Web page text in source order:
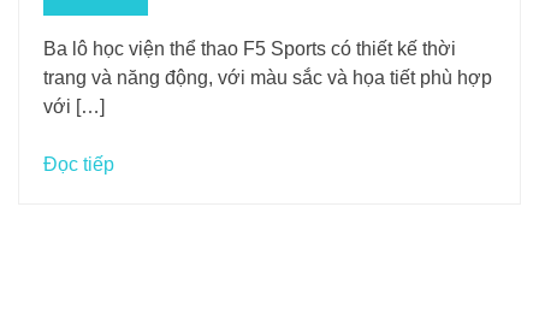
Ba lô học viện thể thao F5 Sports có thiết kế thời
trang và năng động, với màu sắc và họa tiết phù hợp
với […]
Đọc tiếp